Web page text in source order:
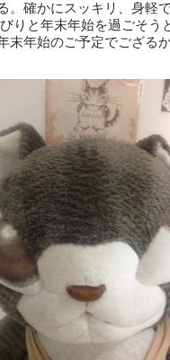
。確かにスッキリ、身軽
りと年末年始を過ごそう
末年始のご予定でござる